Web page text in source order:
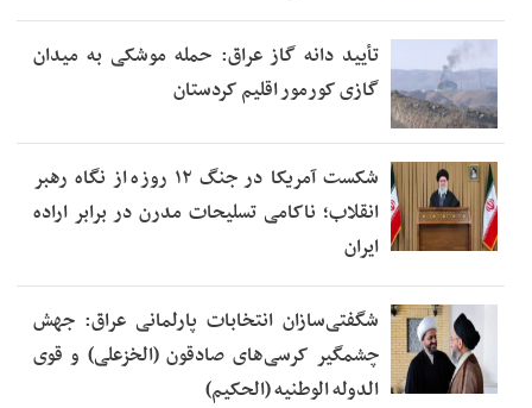
تأیید دانه گاز عراق: حمله موشکی به میدان
گازی کورمور اقلیم کردستان
شکست آمریکا در جنگ ۱۲ روزه از نگاه رهبر
انقلاب؛ ناکامی تسلیحات مدرن در برابر اراده
ایران
شگفتی‌سازان انتخابات پارلمانی عراق: جهش
چشمگیر کرسی‌های صادقون (الخزعلی) و قوی
الدوله الوطنیه (الحکیم)